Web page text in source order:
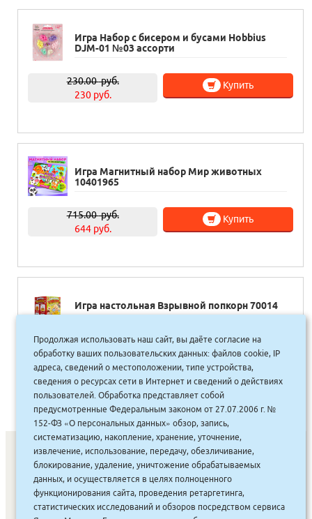
Игра Набор с бисером и бусами Hobbius
DJM-01 №03 ассорти
230.00руб.
230 руб.
Купить
Игра Магнитный набор Мир животных
10401965
715.00руб.
644 руб.
Купить
Игра настольная Взрывной попкорн 70014
1,850.00руб.
1665 руб.
Купить
СОНУННАР|КОМПАНИЯ ТУҺУНАН|МАҔАҺЫЫННАР
АКЦИЯЛАР|ДИСКОНТНАЙ СИСТЕМА|ЮРИДИЧЕСКАЙ
Продолжая использовать наш сайт, вы даёте согласие на
обработку ваших пользовательских данных: файлов cookie, IP
адреса, сведений о местоположении, типе устройства,
сведения о ресурсах сети в Интернет и сведений о действиях
пользователей. Обработка представляет собой
предусмотренные Федеральным законом от 27.07.2006 г. №
152-ФЗ «О персональных данных» обзор, запись,
систематизацию, накопление, хранение, уточнение,
извлечение, использование, передачу, обезличивание,
блокирование, удаление, уничтожение обрабатываемых
данных, и осуществляется в целях полноценного
функционирования сайта, проведения ретаргетинга,
статистических исследований и обзоров посредством сервиса